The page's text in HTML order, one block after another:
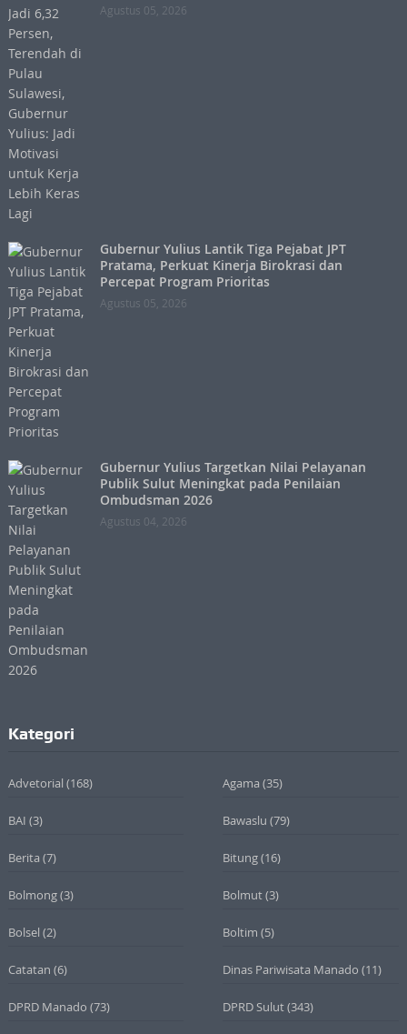
Agustus 05, 2026
Gubernur Yulius Lantik Tiga Pejabat JPT
Pratama, Perkuat Kinerja Birokrasi dan
Percepat Program Prioritas
Agustus 05, 2026
Gubernur Yulius Targetkan Nilai Pelayanan
Publik Sulut Meningkat pada Penilaian
Ombudsman 2026
Agustus 04, 2026
Kategori
Advetorial (168) Agama (35)
BAI (3) Bawaslu (79)
Berita (7) Bitung(16)
Bolmong(3) Bolmut(3)
Bolsel (2) Boltim (5)
Catatan (6) Dinas Pariwisata Manado (11)
DPRD Manado (73) DPRD Sulut(343)